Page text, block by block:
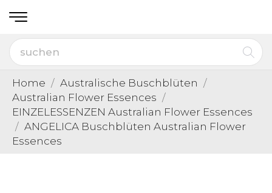
Home
Australische Buschblüten
Australian Flower Essences
EINZELESSENZEN Australian Flower Essences
ANGELICA Buschblüten Australian Flower
Essences